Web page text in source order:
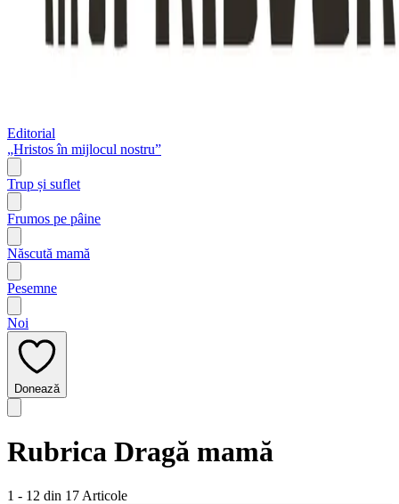
Editorial
„Hristos în mijlocul nostru”
Trup și suflet
Frumos pe pâine
Născută mamă
Pesemne
Noi
Donează
Rubrica Dragă mamă
1 - 12 din 17 Articole